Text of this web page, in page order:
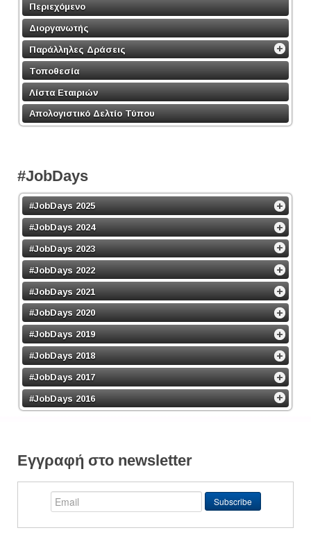
Περιεχόμενο
Διοργανωτής
Παράλληλες Δράσεις
Τοποθεσία
Λίστα Εταιριών
Απολογιστικό Δελτίο Τύπου
#JobDays
#JobDays 2025
#JobDays 2024
#JobDays 2023
#JobDays 2022
#JobDays 2021
#JobDays 2020
#JobDays 2019
#JobDays 2018
#JobDays 2017
#JobDays 2016
Εγγραφή στο newsletter